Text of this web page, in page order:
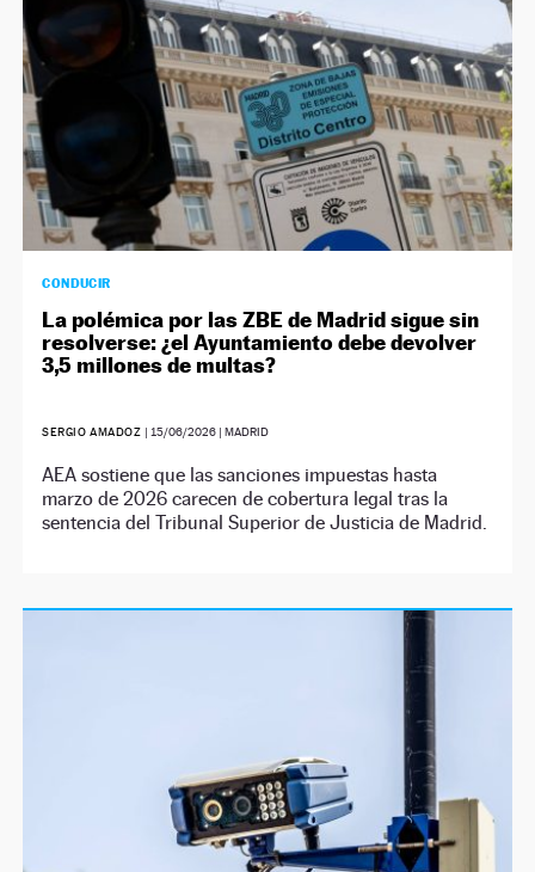
CONDUCIR
La polémica por las ZBE de Madrid sigue sin
resolverse: ¿el Ayuntamiento debe devolver
3,5 millones de multas?
SERGIO AMADOZ | 15/06/2026 | MADRID
AEA sostiene que las sanciones impuestas hasta
marzo de 2026 carecen de cobertura legal tras la
sentencia del Tribunal Superior de Justicia de Madrid.